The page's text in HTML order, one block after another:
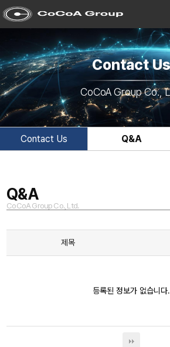
Contact Us
CoCoA Group Co.,
Contact Us Q&A
Q&A
CoCoA Group Co., Ltd.
제목
등록된 정보가 없습니다.